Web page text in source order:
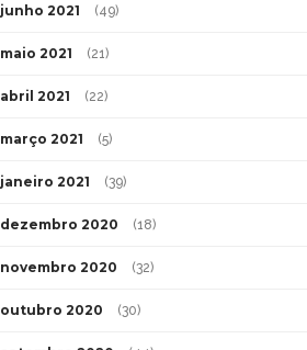
junho 2021 (49)
maio 2021 (21)
abril 2021 (22)
março 2021 (5)
janeiro 2021 (39)
dezembro 2020 (18)
novembro 2020 (32)
outubro 2020 (30)